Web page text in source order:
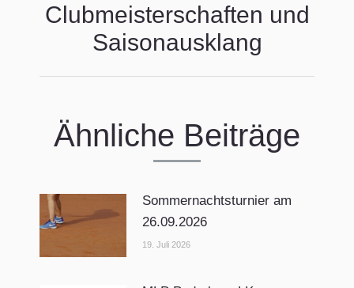
Nächster
Beitrag:
Clubmeisterschaften und
Saisonausklang
Ähnliche Beiträge
Sommernachtsturnier am
26.09.2026
19. Juli 2026